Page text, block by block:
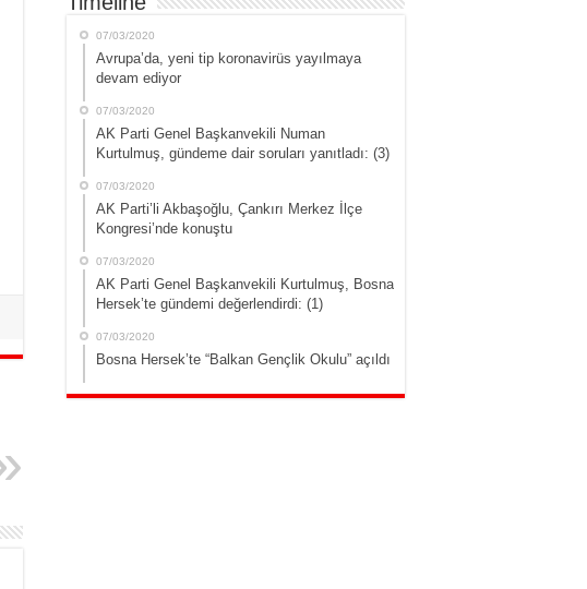
07/03/2020
Avrupa’da, yeni tip koronavirüs yayılmaya
devam ediyor
07/03/2020
AK Parti Genel Başkanvekili Numan
Kurtulmuş, gündeme dair soruları yanıtladı: (3)
07/03/2020
AK Parti’li Akbaşoğlu, Çankırı Merkez İlçe
Kongresi’nde konuştu
07/03/2020
AK Parti Genel Başkanvekili Kurtulmuş, Bosna
Hersek’te gündemi değerlendirdi: (1)
07/03/2020
Bosna Hersek’te “Balkan Gençlik Okulu” açıldı